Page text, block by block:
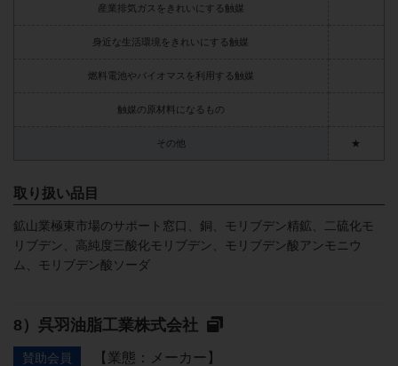
産業排気ガスをきれいにする触媒
身近な生活環境をきれいにする触媒
燃料電池やバイオマスを利用する触媒
触媒の原材料になるもの
その他 ★
取り扱い品目
鉱山業極東市場のサポート窓口、銅、モリブデン精鉱、二硫化モ
リブデン、高純度三酸化モリブデン、モリブデン酸アンモニウ
ム、モリブデン酸ソーダ
呉羽油脂工業株式会社
賛助会員 【業態：メーカー】